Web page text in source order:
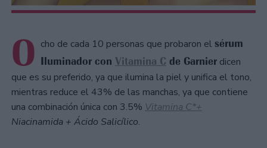
O cho de cada 10 personas que probaron el sérum
Iluminador con Vitamina C de Garnier dicen
que es su preferido, ya que ilumina la piel y unifica el tono,
mientras reduce el 43% de las manchas, ya que contiene
una combinación única con 3.5% Vitamina C*+
Niacinamida + Ácido Salicílico.